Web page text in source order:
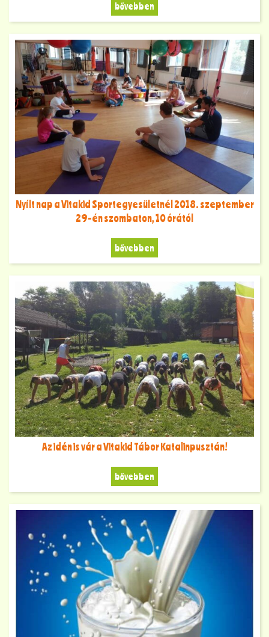
bővebben
Nyílt nap a Vitakid Sportegyesületnél 2018. szeptember
29-én szombaton, 10 órától
bővebben
Az idén is vár a Vitakid Tábor Katalinpusztán!
bővebben